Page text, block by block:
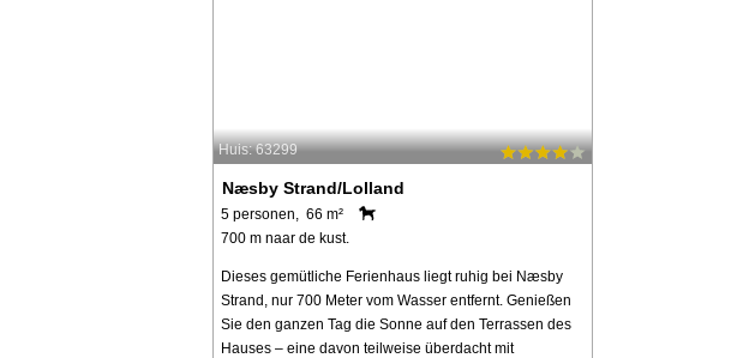
Huis: 63299
Næsby Strand/Lolland
5 personen, 66 m²
700 m naar de kust.
Dieses gemütliche Ferienhaus liegt ruhig bei Næsby
Strand, nur 700 Meter vom Wasser entfernt. Genießen
Sie den ganzen Tag die Sonne auf den Terrassen des
Hauses – eine davon teilweise überdacht mit